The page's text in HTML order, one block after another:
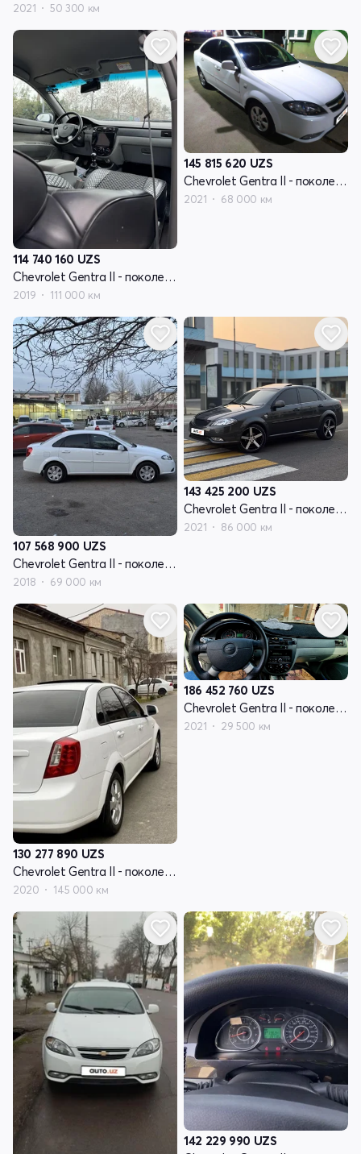
2021 50 300 км
114 740 160 UZS
Chevrolet Gentra II - поколение
2019 111 000 км
145 815 620 UZS
Chevrolet Gentra II - поколение
2021 68 000 км
107 568 900 UZS
Chevrolet Gentra II - поколение
2018 69 000 км
143 425 200 UZS
Chevrolet Gentra II - поколение
2021 86 000 км
130 277 890 UZS
Chevrolet Gentra II - поколение
2020 145 000 км
186 452 760 UZS
Chevrolet Gentra II - поколение
2021 29 500 км
142 229 990 UZS